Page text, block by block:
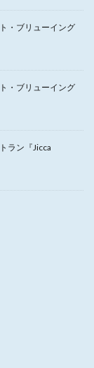
・ブリューイング
・ブリューイング
ラン『Jicca